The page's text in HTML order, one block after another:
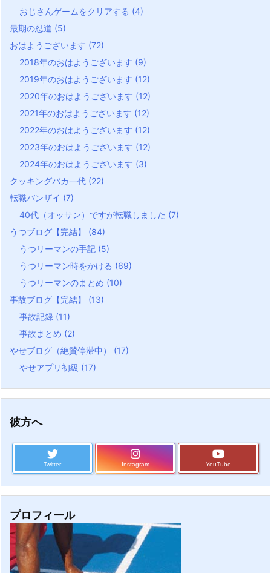
おじさんゲームをクリアする (4)
最期の忍道 (5)
おはようございます (72)
2018年のおはようございます (9)
2019年のおはようございます (12)
2020年のおはようございます (12)
2021年のおはようございます (12)
2022年のおはようございます (12)
2023年のおはようございます (12)
2024年のおはようございます (3)
クッキングバカ一代 (22)
転職バンザイ (7)
40代（オッサン）ですが転職しました (7)
うつブログ【完結】 (84)
うつリーマンの手記 (5)
うつリーマン時をかける (69)
うつリーマンのまとめ (10)
事故ブログ【完結】 (13)
事故記録 (11)
事故まとめ (2)
やせブログ（絶賛停滞中） (17)
やせアプリ初級 (17)
彼方へ
Twitter Instagram YouTube
プロフィール